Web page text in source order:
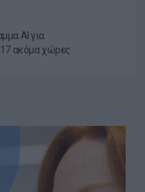
AI για
ακόμα χώρες